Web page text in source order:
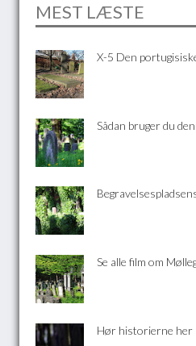
MEST LÆSTE
X-5 Den
Sådan bruger du
Se alle film om
Hør historierne her